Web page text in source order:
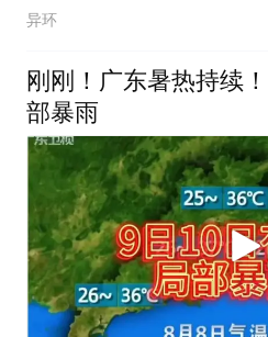
异环
刚刚！广东暑热持续
部暴雨